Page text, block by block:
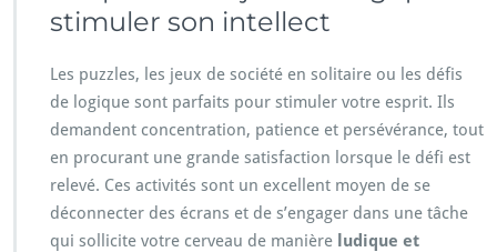
stimuler son intellect
Les puzzles, les jeux de société en solitaire ou les défis
de logique sont parfaits pour stimuler votre esprit. Ils
demandent concentration, patience et persévérance, tout
en procurant une grande satisfaction lorsque le défi est
relevé. Ces activités sont un excellent moyen de se
déconnecter des écrans et de s’engager dans une tâche
qui sollicite votre cerveau de manière ludique et